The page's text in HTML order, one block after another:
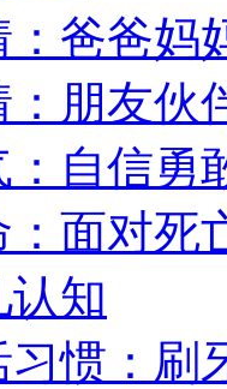
：爸爸妈
：朋友伙
：自信勇
：面对死
知
习惯：刷